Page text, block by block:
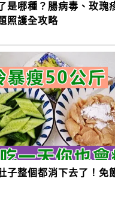
是哪種？腸病毒、玫瑰
照護全攻略
子整個都消下去了！免